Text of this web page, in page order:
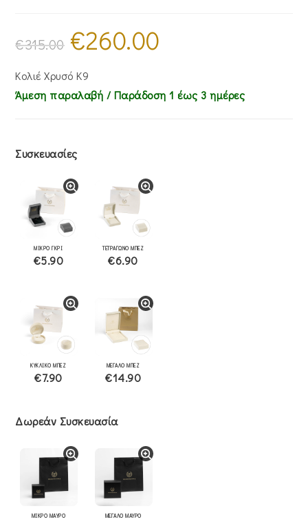
€315.00
Original
price
was:
€260.00
Κολιέ Χρυσό Κ9
Άμεση παραλαβή / Παράδoση 1 έως 3 ημέρες
Συσκευασίες
ΜΙΚΡΟ ΓΚΡΙ
€5.90
ΤΕΤΡΑΓΩΝΟ ΜΠΕΖ
€6.90
ΚΥΚΛΙΚΟ ΜΠΕΖ
€7.90
ΜΕΓΑΛΟ ΜΠΕΖ
€14.90
Δωρεάν Συσκευασία
ΜΙΚΡΟ ΜΑΥΡΟ ΜΕΓΑΛΟ ΜΑΥΡΟ